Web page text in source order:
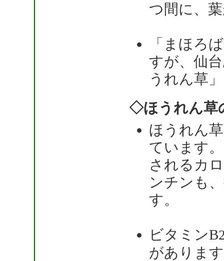
つ間に、
「まほろ
すが、仙
うれん草
◇ほうれん草
ほうれん
ています
されるカ
ンチンも
す。
ビタミンB
がありま